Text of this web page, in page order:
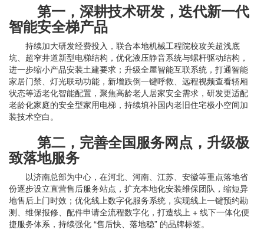
第一，深耕技术研发，迭代新一代
智能安全梯产品
持续加大研发经费投入，联合本地机械工程院校攻关超浅底
坑、超窄井道新型电梯结构，优化液压静音系统与螺杆驱动结构，
进一步缩小产品安装土建要求；升级全屋智能互联系统，打通智能
家居门禁、灯光联动功能，新增跌倒一键呼救、远程视频查看轿厢
状态等适老化智能配置，聚焦高龄老人居家安全需求，研发更适配
老龄化家庭的安全型家用电梯，持续填补国内老旧住宅极小空间加
装技术空白。
第二，完善全国服务网点，升级极
致落地服务
以济南总部为中心，在河北、河南、江苏、安徽等重点落地省
份逐步设立直营售后服务站点，扩充本地化安装维保团队，缩短异
地售后上门时效；优化线上数字化服务系统，实现线上一键预约勘
测、维保报修、配件申请全流程数字化，打造线上 + 线下一体化便
捷服务体系，持续强化 “售后快、落地稳” 的品牌标签。